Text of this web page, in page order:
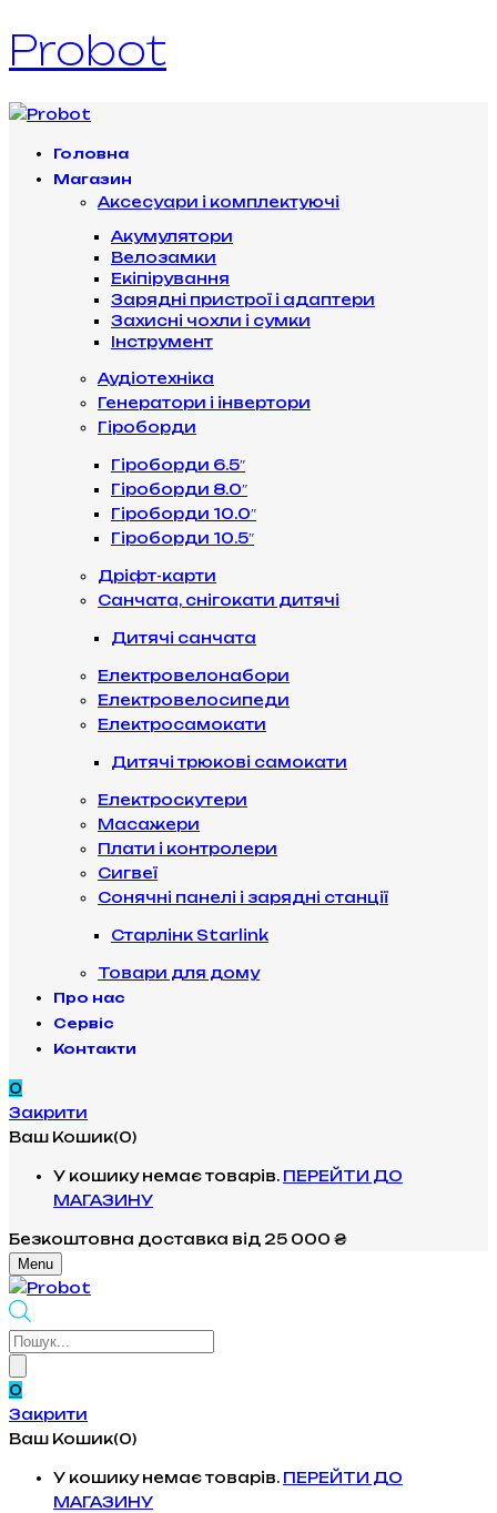
Probot
Головна
Магазин
Аксесуари і комплектуючі
Акумулятори
Велозамки
Екіпірування
Зарядні пристрої і адаптери
Захисні чохли і сумки
Інструмент
Аудіотехніка
Генератори і інвертори
Гіроборди
Гіроборди 6.5″
Гіроборди 8.0″
Гіроборди 10.0″
Гіроборди 10.5″
Дріфт-карти
Санчата, снігокати дитячі
Дитячі санчата
Електровелонабори
Електровелосипеди
Електросамокати
Дитячі трюкові самокати
Електроскутери
Масажери
Плати і контролери
Сигвеї
Сонячні панелі і зарядні станції
Старлінк Starlink
Товари для дому
Про нас
Сервіс
Контакти
0
Закрити
Ваш Кошик(0)
У кошику немає товарів. ПЕРЕЙТИ ДО
МАГАЗИНУ
Безкоштовна доставка від 25 000 ₴
Menu
Products
0
Закрити
Ваш Кошик(0)
У кошику немає товарів. ПЕРЕЙТИ ДО
МАГАЗИНУ